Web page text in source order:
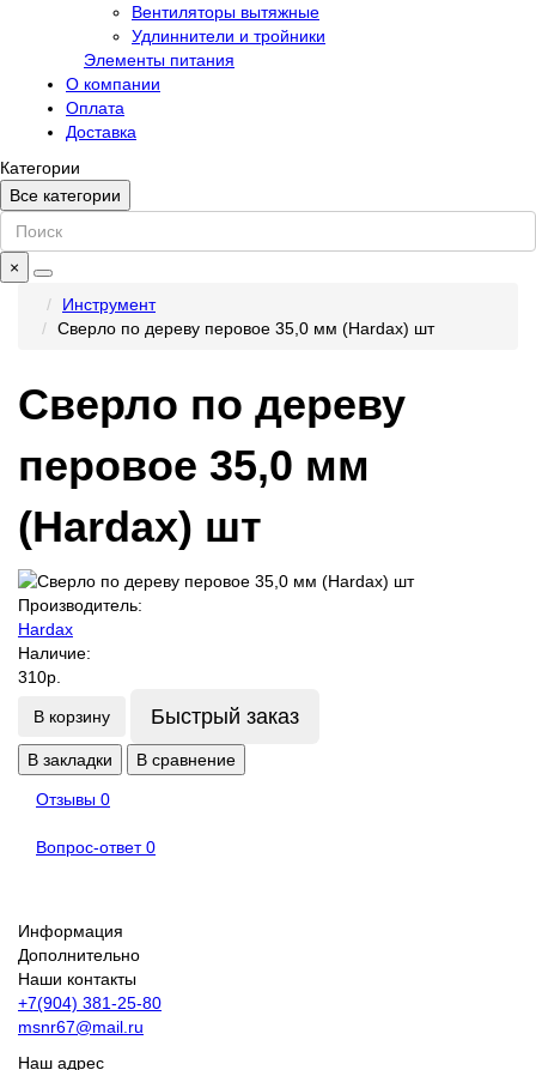
Вентиляторы вытяжные
Удлиннители и тройники
Элементы питания
О компании
Оплата
Доставка
Категории
Все категории
×
Инструмент
Сверло по дереву перовое 35,0 мм (Hardax) шт
Сверло по дереву
перовое 35,0 мм
(Hardax) шт
Производитель:
Hardax
Наличие:
310р.
В корзину Быстрый заказ
В закладки В сравнение
Отзывы 0
Вопрос-ответ0
Информация
Дополнительно
Наши контакты
+7(904) 381-25-80
msnr67@mail.ru
Наш адрес